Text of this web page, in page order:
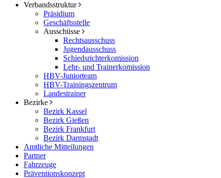
Verbandsstruktur
Präsidium
Geschäftsstelle
Ausschüsse
Rechtsausschuss
Jugendausschuss
Schiedsrichterkomission
Lehr- und Trainerkomission
HBV-Juniorteam
HBV-Trainingszentrum
Landestrainer
Bezirke
Bezirk Kassel
Bezirk Gießen
Bezirk Frankfurt
Bezirk Darmstadt
Amtliche Mitteilungen
Partner
Fahrzeuge
Präventionskonzept